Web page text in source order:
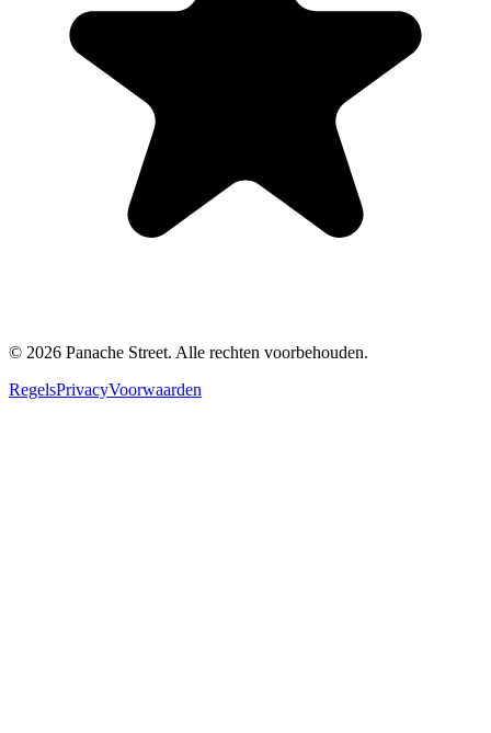
© 2026 Panache Street. Alle rechten voorbehouden.
RegelsPrivacyVoorwaarden